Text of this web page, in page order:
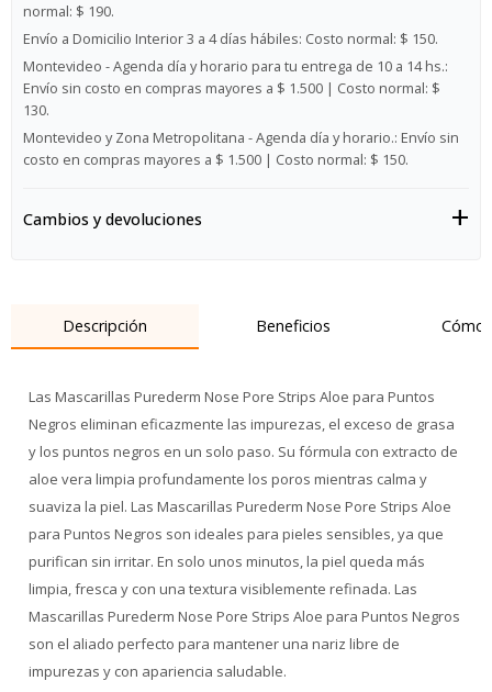
normal: $ 190.
Envío a Domicilio Interior 3 a 4 días hábiles: Costo normal: $ 150.
Montevideo - Agenda día y horario para tu entrega de 10 a 14 hs.:
Envío sin costo en compras mayores a $ 1.500 | Costo normal: $
130.
Montevideo y Zona Metropolitana - Agenda día y horario.: Envío sin
costo en compras mayores a $ 1.500 | Costo normal: $ 150.
Cambios y devoluciones
Descripción Beneficios Cómo
Las Mascarillas Purederm Nose Pore Strips Aloe para Puntos
Negros eliminan eficazmente las impurezas, el exceso de grasa
y los puntos negros en un solo paso. Su fórmula con extracto de
aloe vera limpia profundamente los poros mientras calma y
suaviza la piel. Las Mascarillas Purederm Nose Pore Strips Aloe
para Puntos Negros son ideales para pieles sensibles, ya que
purifican sin irritar. En solo unos minutos, la piel queda más
limpia, fresca y con una textura visiblemente refinada. Las
Mascarillas Purederm Nose Pore Strips Aloe para Puntos Negros
son el aliado perfecto para mantener una nariz libre de
impurezas y con apariencia saludable.